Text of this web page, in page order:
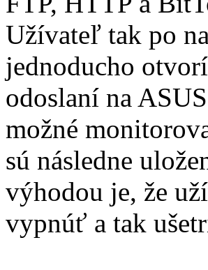
Užívateľ tak po
jednoducho
odoslaní na
možné
sú následne
výhodou je, že
vypnúť a tak